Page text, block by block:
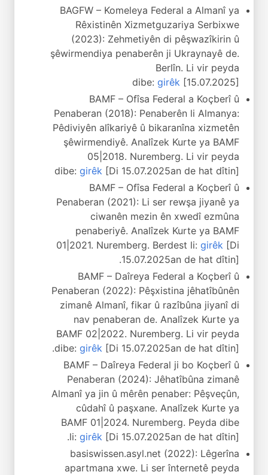
BAGFW – Komeleya Federal a Almanî ya
Rêxistinên Xizmetguzariya Serbixwe
(2023): Zehmetiyên di pêşwazîkirin û
şêwirmendiya penaberên ji Ukraynayê de.
Berlîn. Li vir peyda
dibe: girêk [15.07.2025]
BAMF – Ofîsa Federal a Koçberî û
Penaberan (2018): Penaberên li Almanya:
Pêdiviyên alîkariyê û bikaranîna xizmetên
şêwirmendiyê. Analîzek Kurte ya BAMF
05|2018. Nuremberg. Li vir peyda
dibe: girêk [Di 15.07.2025an de hat dîtin]
BAMF – Ofîsa Federal a Koçberî û
Penaberan (2021): Li ser rewşa jiyanê ya
ciwanên mezin ên xwedî ezmûna
penaberiyê. Analîzek Kurte ya BAMF
01|2021. Nuremberg. Berdest li: girêk [Di
15.07.2025an de hat dîtin].
BAMF – Daîreya Federal a Koçberî û
Penaberan (2022): Pêşxistina jêhatîbûnên
zimanê Almanî, fikar û razîbûna jiyanî di
nav penaberan de. Analîzek Kurte ya
BAMF 02|2022. Nuremberg. Li vir peyda
dibe: girêk [Di 15.07.2025an de hat dîtin].
BAMF – Daîreya Federal ji bo Koçberî û
Penaberan (2024): Jêhatîbûna zimanê
Almanî ya jin û mêrên penaber: Pêşveçûn,
cûdahî û paşxane. Analîzek Kurte ya
BAMF 01|2024. Nuremberg. Peyda dibe
li: girêk [Di 15.07.2025an de hat dîtin].
basiswissen.asyl.net (2022): Lêgerîna
apartmana xwe. Li ser înternetê peyda